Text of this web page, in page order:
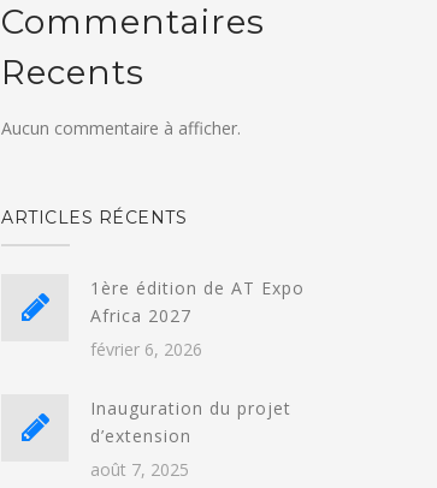
Commentaires
Recents
Aucun commentaire à afficher.
ARTICLES RÉCENTS
1ère édition de AT Expo
Africa 2027
février 6, 2026
Inauguration du projet
d’extension
août 7, 2025